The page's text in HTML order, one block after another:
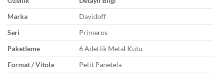
Marka
Davidoff
Seri
Primeros
Paketleme
6 Adetlik Metal Kutu
Format / Vitola
Petit Panetela